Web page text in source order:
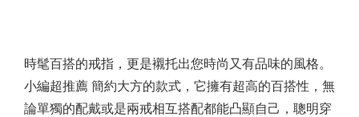
時髦百搭的戒指，更是襯托出您時尚又有品味的風格。
小編超推薦 簡約大方的款式，它擁有超高的百搭性，無
論單獨的配戴或是兩戒相互搭配都能凸顯自己，聰明穿